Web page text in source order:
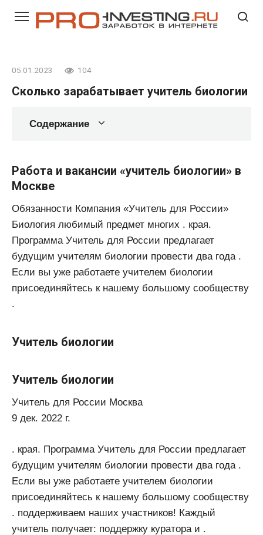
05.01.2023 104
Сколько зарабатывает учитель биологии
Содержание
Работа и вакансии «учитель биологии» в
Москве
Обязанности Компания «Учитель для России»
Биология любимый предмет многих . края.
Программа Учитель для России предлагает
будущим учителям биологии провести два года .
Если вы уже работаете учителем биологии
присоединяйтесь к нашему большому сообществу
.
Учитель биологии
Учитель биологии
Учитель для России Москва
9 дек. 2022 г.
. края. Программа Учитель для России предлагает
будущим учителям биологии провести два года .
Если вы уже работаете учителем биологии
присоединяйтесь к нашему большому сообществу
. поддерживаем наших участников! Каждый
учитель получает: поддержку куратора и .